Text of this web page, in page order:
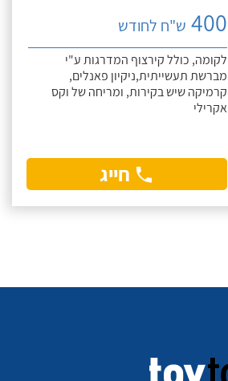
400 ש"ח לחודש
לקומה, כולל קירצוף המדרגות ע"י
מברשת תעשייתית,ניקיון פאנלים,
קרמיקה שיש בקירות, ומריחה של וקס
אקרילי
חייג